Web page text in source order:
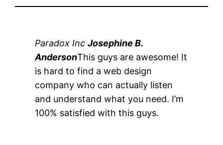
Paradox IncJosephine B.
AndersonThis guys are awesome! It
is hard to find a web design
company who can actually listen
and understand what you need. I’m
100% satisfied with this guys.